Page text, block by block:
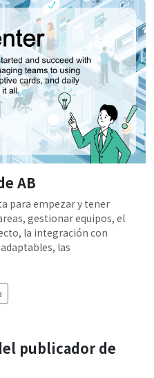
AB
para empezar y tener
gestionar equipos, el
la integración con
las
publicador de